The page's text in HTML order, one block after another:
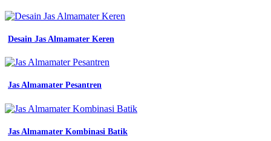
Desain Jas Almamater Keren
Jas Almamater Pesantren
Jas Almamater Kombinasi Batik